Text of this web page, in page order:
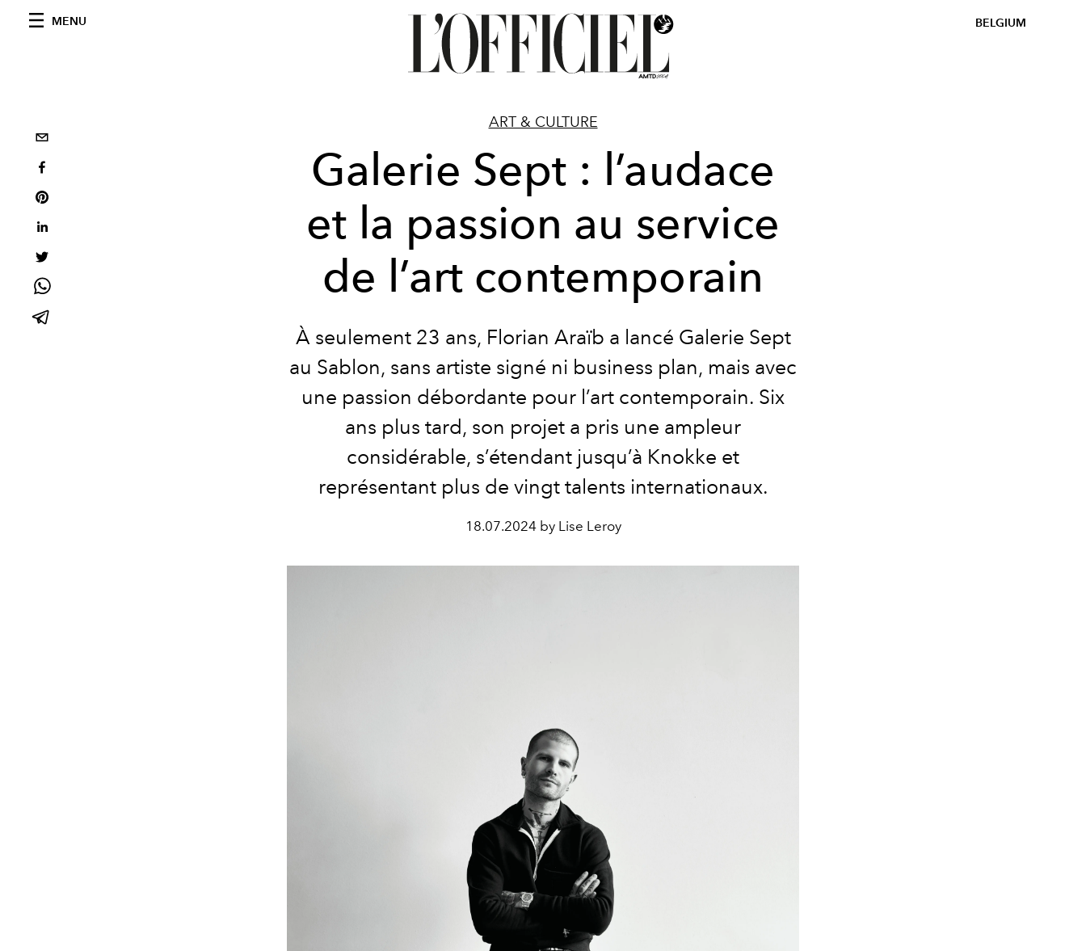
MENU BELGIUM
ART & CULTURE
Galerie Sept : l’audace
et la passion au service
de l’art contemporain
À seulement 23 ans, Florian Araïb a lancé Galerie Sept
au Sablon, sans artiste signé ni business plan, mais avec
une passion débordante pour l’art contemporain. Six
ans plus tard, son projet a pris une ampleur
considérable, s’étendant jusqu’à Knokke et
représentant plus de vingt talents internationaux.
18.07.2024 by Lise Leroy